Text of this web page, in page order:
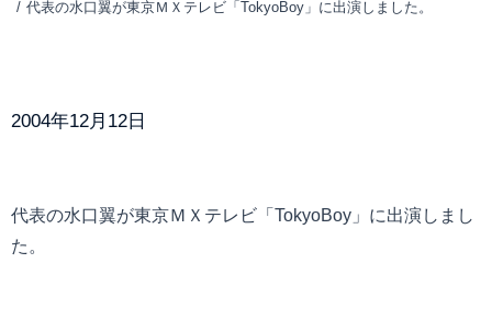
代表の水口翼が東京ＭＸテレビ「TokyoBoy」に出演しました。
2004年12月12日
代表の水口翼が東京ＭＸテレビ「TokyoBoy」に出演しまし
た。